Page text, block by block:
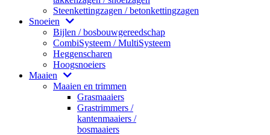
Steenkettingzagen / betonkettingzagen
Snoeien
Bijlen / bosbouwgereedschap
CombiSysteem / MultiSysteem
Heggenscharen
Hoogsnoeiers
Maaien
Maaien en trimmen
Grasmaaiers
Grastrimmers /
kantenmaaiers /
bosmaaiers